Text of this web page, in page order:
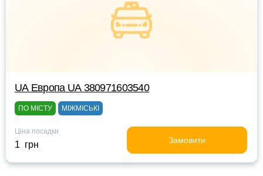
UА Европа UА 380971603540
ПО МІСТУ МІЖМІСЬКІ
Ціна посадки
1 грн Замовити